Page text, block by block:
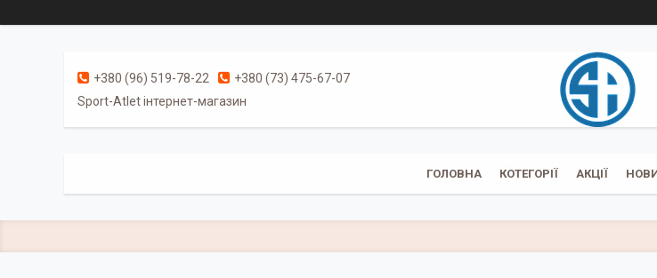
+380 (96) 519-78-22
+380 (73) 475-67-07
Sport-Atlet інтернет-магазин
ГОЛОВНА КОТЕГОРІЇ АКЦІЇ